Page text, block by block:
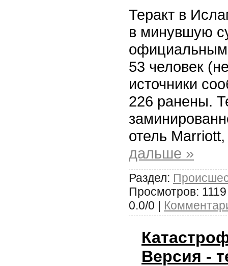
Теракт в
в минувшую
53 человек
источники
226 ранены.
отель
дальше »
Раздел:
Просмотров:
0.0/0 |
Версия -